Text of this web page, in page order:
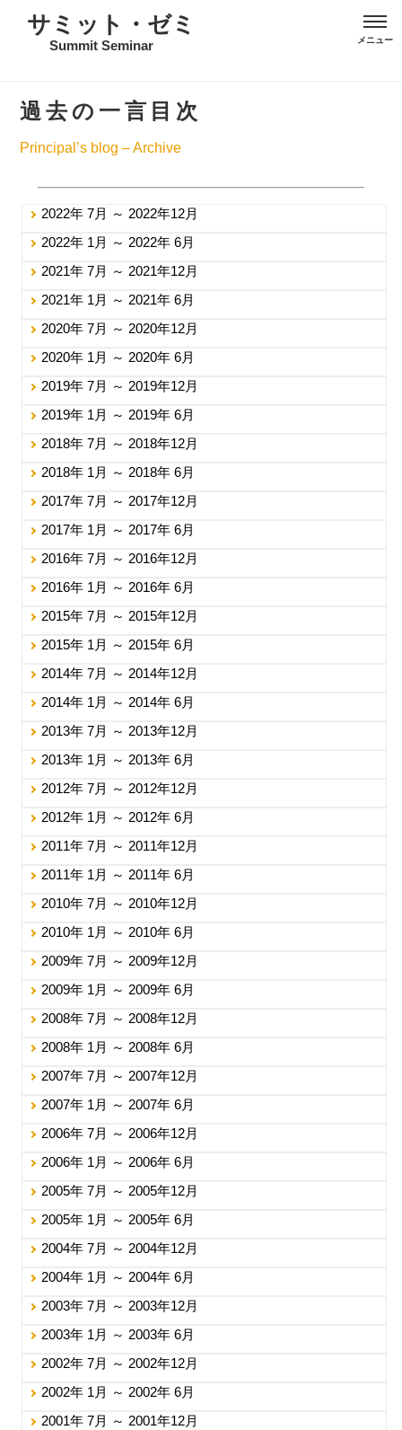
サミット・ゼミ
Summit Seminar
過去の一言目次
Principal’s blog – Archive
2022年 7月 ～ 2022年12月
2022年 1月 ～ 2022年 6月
2021年 7月 ～ 2021年12月
2021年 1月 ～ 2021年 6月
2020年 7月 ～ 2020年12月
2020年 1月 ～ 2020年 6月
2019年 7月 ～ 2019年12月
2019年 1月 ～ 2019年 6月
2018年 7月 ～ 2018年12月
2018年 1月 ～ 2018年 6月
2017年 7月 ～ 2017年12月
2017年 1月 ～ 2017年 6月
2016年 7月 ～ 2016年12月
2016年 1月 ～ 2016年 6月
2015年 7月 ～ 2015年12月
2015年 1月 ～ 2015年 6月
2014年 7月 ～ 2014年12月
2014年 1月 ～ 2014年 6月
2013年 7月 ～ 2013年12月
2013年 1月 ～ 2013年 6月
2012年 7月 ～ 2012年12月
2012年 1月 ～ 2012年 6月
2011年 7月 ～ 2011年12月
2011年 1月 ～ 2011年 6月
2010年 7月 ～ 2010年12月
2010年 1月 ～ 2010年 6月
2009年 7月 ～ 2009年12月
2009年 1月 ～ 2009年 6月
2008年 7月 ～ 2008年12月
2008年 1月 ～ 2008年 6月
2007年 7月 ～ 2007年12月
2007年 1月 ～ 2007年 6月
2006年 7月 ～ 2006年12月
2006年 1月 ～ 2006年 6月
2005年 7月 ～ 2005年12月
2005年 1月 ～ 2005年 6月
2004年 7月 ～ 2004年12月
2004年 1月 ～ 2004年 6月
2003年 7月 ～ 2003年12月
2003年 1月 ～ 2003年 6月
2002年 7月 ～ 2002年12月
2002年 1月 ～ 2002年 6月
2001年 7月 ～ 2001年12月